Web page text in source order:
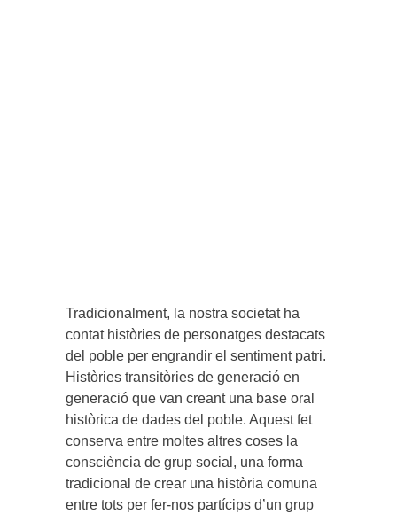
Tradicionalment, la nostra societat ha
contat històries de personatges destacats
del poble per engrandir el sentiment patri.
Històries transitòries de generació en
generació que van creant una base oral
històrica de dades del poble. Aquest fet
conserva entre moltes altres coses la
consciència de grup social, una forma
tradicional de crear una història comuna
entre tots per fer-nos partícips d’un grup